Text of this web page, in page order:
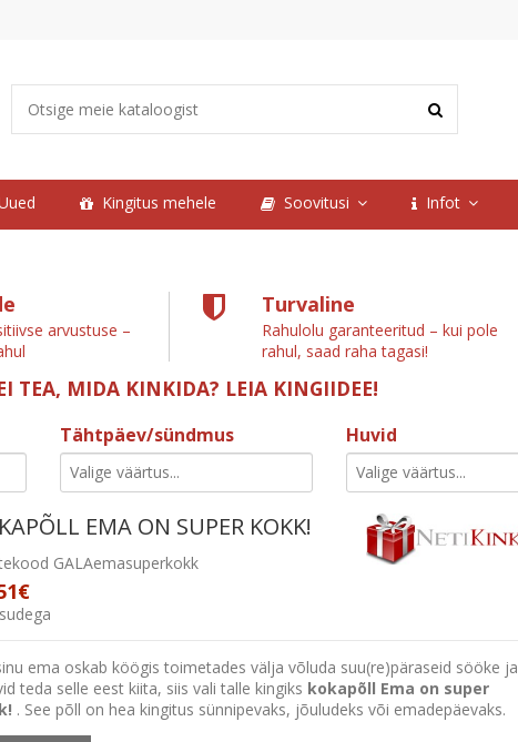
Kingitus mehele Soovitusi Infot
arvustuse –
Turvaline
Rahulolu garanteeritud – kui pole
rahul, saad raha tagasi!
TEA, MIDA KINKIDA? LEIA KINGIIDEE!
Tähtpäev/sündmus Huvid
EMA ON SUPER KOKK!
GALAemasuperkokk
ema oskab köögis toimetades välja võluda suu(re)päraseid sööke ja
teda selle eest kiita, siis vali talle kingiks kokapõll Ema on super
. See põll on hea kingitus sünnipevaks, jõuludeks või emadepäevaks.